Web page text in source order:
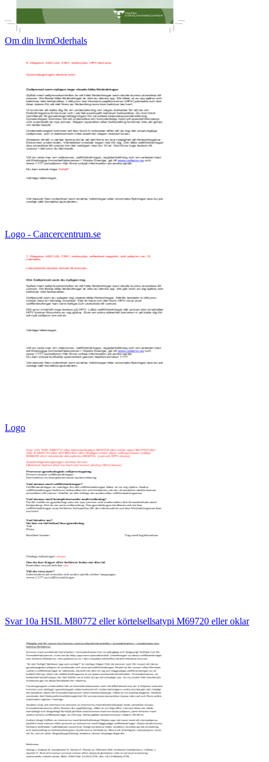
Om din livmOderhals
Logo - Cancercentrum.se
Logo
Svar 10a HSIL M80772 eller körtelsellsatypi M69720 eller oklar